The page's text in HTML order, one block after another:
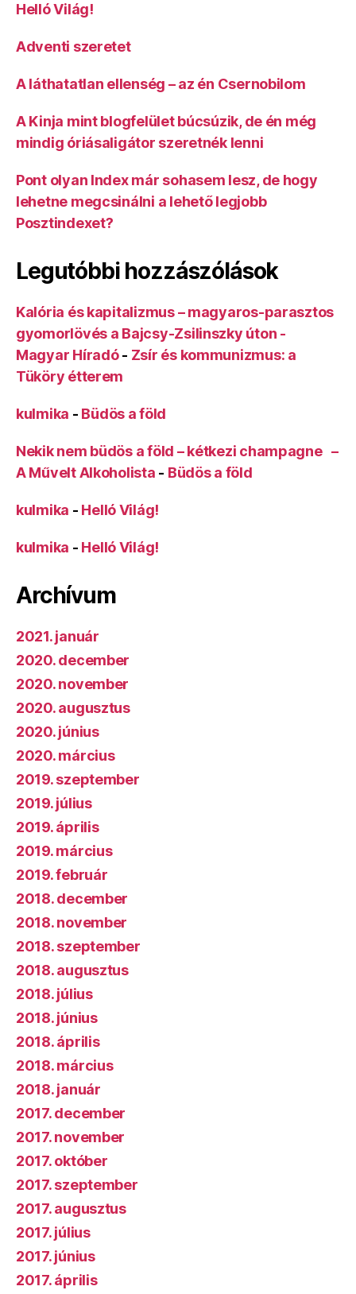
Helló Világ!
Adventi szeretet
A láthatatlan ellenség – az én Csernobilom
A Kinja mint blogfelület búcsúzik, de én még
mindig óriásaligátor szeretnék lenni
Pont olyan Index már sohasem lesz, de hogy
lehetne megcsinálni a lehető legjobb
Posztindexet?
Legutóbbi hozzászólások
Kalória és kapitalizmus – magyaros-parasztos
gyomorlövés a Bajcsy-Zsilinszky úton -
Magyar Híradó- Zsír és kommunizmus: a
Tüköry étterem
kulmika - Büdös a föld
Nekik nem büdös a föld – kétkezi champagne –
A Művelt Alkoholista - Büdös a föld
kulmika - Helló Világ!
kulmika - Helló Világ!
Archívum
2021. január
2020. december
2020. november
2020. augusztus
2020. június
2020. március
2019. szeptember
2019. július
2019. április
2019. március
2019. február
2018. december
2018. november
2018. szeptember
2018. augusztus
2018. július
2018. június
2018. április
2018. március
2018. január
2017. december
2017. november
2017. október
2017. szeptember
2017. augusztus
2017. július
2017. június
2017. április